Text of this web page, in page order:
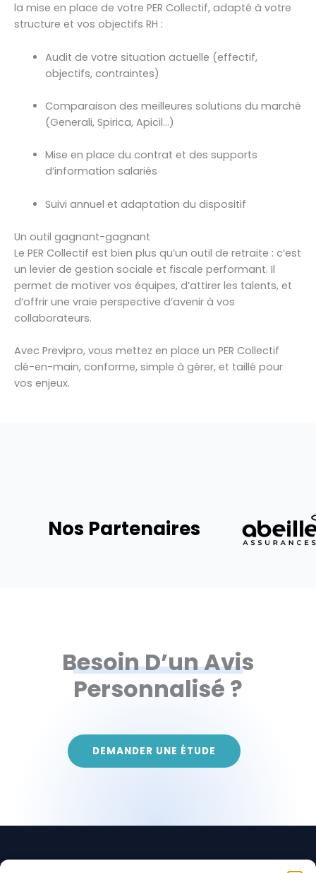
la mise en place de votre PER Collectif, adapté à votre
structure et vos objectifs RH :
Audit de votre situation actuelle (effectif,
objectifs, contraintes)
Comparaison des meilleures solutions du marché
(Generali, Spirica, Apicil…)
Mise en place du contrat et des supports
d’information salariés
Suivi annuel et adaptation du dispositif
Un outil gagnant-gagnant
Le PER Collectif est bien plus qu’un outil de retraite : c’est
un levier de gestion sociale et fiscale performant. Il
permet de motiver vos équipes, d’attirer les talents, et
d’offrir une vraie perspective d’avenir à vos
collaborateurs.
Avec Previpro, vous mettez en place un PER Collectif
clé-en-main, conforme, simple à gérer, et taillé pour
vos enjeux.
Nos Partenaires
Besoin D’un Avis
Personnalisé ?
DEMANDER UNE ÉTUDE